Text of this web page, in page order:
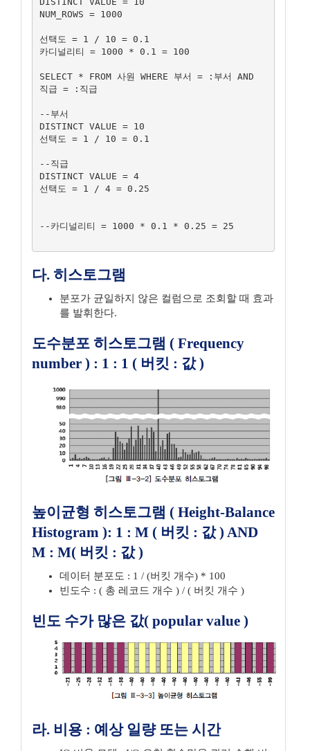
NUM_ROWS = 1000
선택도 = 1 / 10 = 0.1
카디널리티 = 1000 * 0.1 = 100
SELECT * FROM 사원 WHERE 부서 = :부서 AND
직급 = :직급
--부서
DISTINCT VALUE = 10
선택도 = 1 / 10 = 0.1
--직급
DISTINCT VALUE = 4
선택도 = 1 / 4 = 0.25
--카디널리티 = 1000 * 0.1 * 0.25 = 25
다. 히스토그램
분포가 균일하지 않은 컬럼으로 조회할 때 효과
를 발휘한다.
도수분포 히스토그램 ( Frequency
number ) : 1 : 1 ( 버킷 : 값 )
높이균형 히스토그램 ( Height-Balance
Histogram ): 1 : M ( 버킷 : 값 ) AND
M : M( 버킷 : 값 )
데이터 분포도 : 1 / (버킷 개수) * 100
빈도수 : ( 총 레코드 개수 ) / ( 버킷 개수 )
빈도 수가 많은 값( popular value )
라. 비용 : 예상 일량 또는 시간